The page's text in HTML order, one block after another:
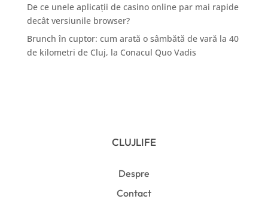
De ce unele aplicații de casino online par mai rapide
decât versiunile browser?
Brunch în cuptor: cum arată o sâmbătă de vară la 40
de kilometri de Cluj, la Conacul Quo Vadis
CLUJLIFE
Despre
Contact